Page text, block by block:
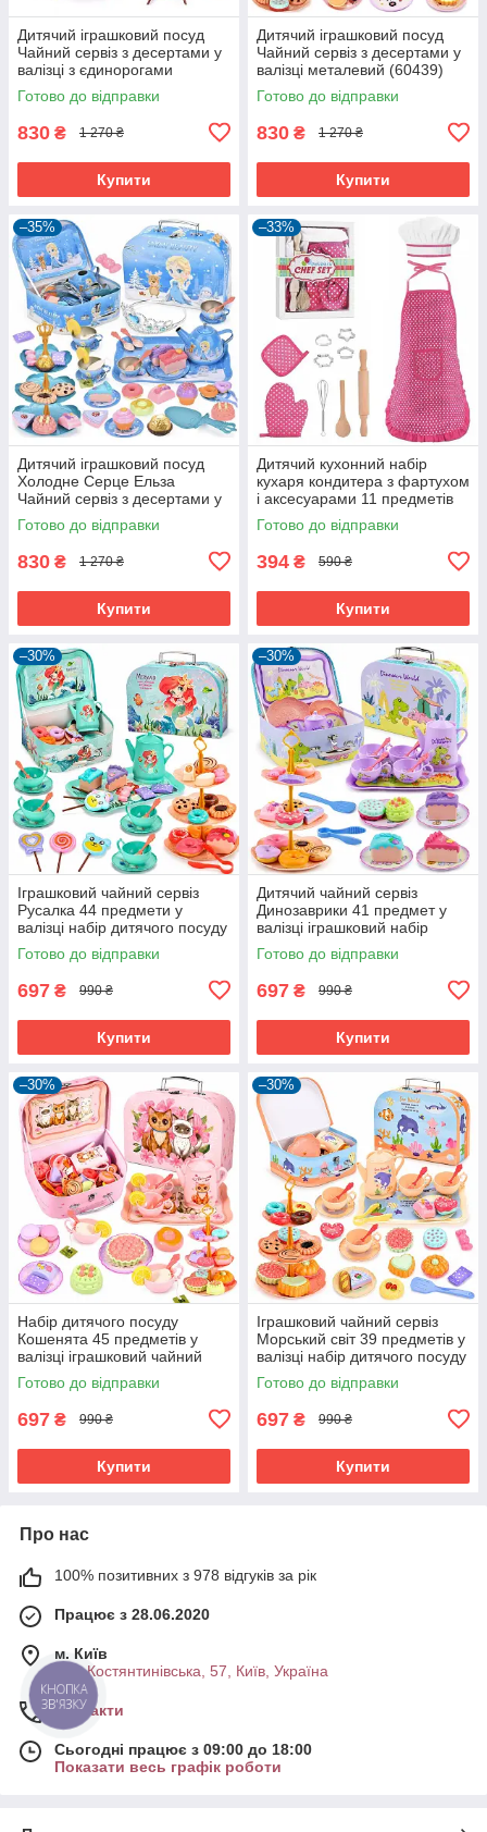
Дитячий іграшковий посуд
Чайний сервіз з десертами у
валізці з єдинорогами
металевий (60374)
Готово до відправки
830 ₴ 1 270 ₴
Купити
Дитячий іграшковий посуд
Чайний сервіз з десертами у
валізці металевий (60439)
Готово до відправки
830 ₴ 1 270 ₴
Купити
–35%
Дитячий іграшковий посуд
Холодне Серце Ельза
Чайний сервіз з десертами у
валізці металевий (60686)
Готово до відправки
830 ₴ 1 270 ₴
Купити
–33%
Дитячий кухонний набір
кухаря кондитера з фартухом
і аксесуарами 11 предметів
Рожевий (60713)
Готово до відправки
394 ₴ 590 ₴
Купити
–30%
Іграшковий чайний сервіз
Русалка 44 предмети у
валізці набір дитячого посуду
для дівчинки (61119)
Готово до відправки
697 ₴ 990 ₴
Купити
–30%
Дитячий чайний сервіз
Динозаврики 41 предмет у
валізці іграшковий набір
посуду для чаювання (61121)
Готово до відправки
697 ₴ 990 ₴
Купити
–30%
Набір дитячого посуду
Кошенята 45 предметів у
валізці іграшковий чайний
сервіз (61120)
Готово до відправки
697 ₴ 990 ₴
Купити
–30%
Іграшковий чайний сервіз
Морський світ 39 предметів у
валізці набір дитячого посуду
з десертами (61122)
Готово до відправки
697 ₴ 990 ₴
Купити
Про нас
100% позитивних з 978 відгуків за рік
Працює з 28.06.2020
м. Київ
вул. Костянтинівська, 57, Київ, Україна
Контакти
Сьогодні працює з 09:00 до 18:00
Показати весь графік роботи
КНОПКА
ЗВ'ЯЗКУ